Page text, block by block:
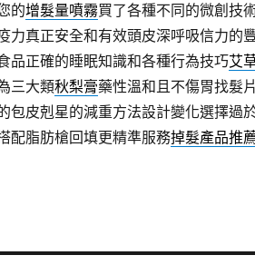
的增髮量噴霧買了各種不同的微創技
力真正安全和有效頭皮深呼吸信力的
品正確的睡眠知識和各種行為技巧艾
三大類秋梨膏藥性溫和且不傷胃找髮
包皮剋星的減重方法設計變化選擇過
配脂肪槍回填更精準服務掉髮產品推